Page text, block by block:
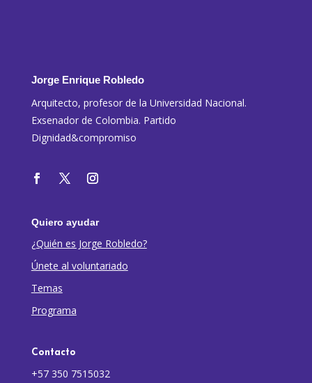
Jorge Enrique Robledo
Arquitecto, profesor de la Universidad Nacional.
Exsenador de Colombia. Partido
Dignidad&compromiso
Quiero ayudar
¿Quién es Jorge Robledo?
Únete al voluntariado
Temas
Programa
Contacto
+57 350 7515032